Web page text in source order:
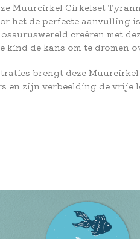
Muurcirkel Cirkelset
het de perfecte aanvulling
creëren met
kind de kans om te dromen
brengt deze
en zijn verbeelding de vrije